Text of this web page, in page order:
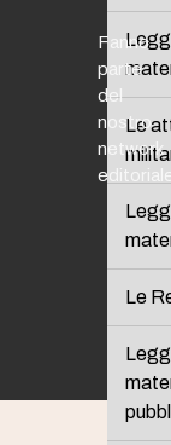
Le
Le
Fanno
parte
del
nostro
network